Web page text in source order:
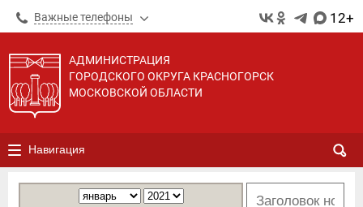
Важные телефоны 12+
АДМИНИСТРАЦИЯ
ГОРОДСКОГО ОКРУГА КРАСНОГОРСК
МОСКОВСКОЙ ОБЛАСТИ
Навигация